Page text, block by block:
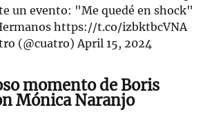
un evento: "Me quedé en shock"
https://t.co/izbktbcVNA
(@cuatro) April 15, 2024
momento de Boris
Mónica Naranjo